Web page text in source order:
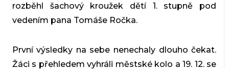
rozběhl šachový kroužek dětí 1. stupně pod
vedením pana Tomáše Ročka.
První výsledky na sebe nenechaly dlouho čekat.
Žáci s přehledem vyhráli městské kolo a 19. 12. se